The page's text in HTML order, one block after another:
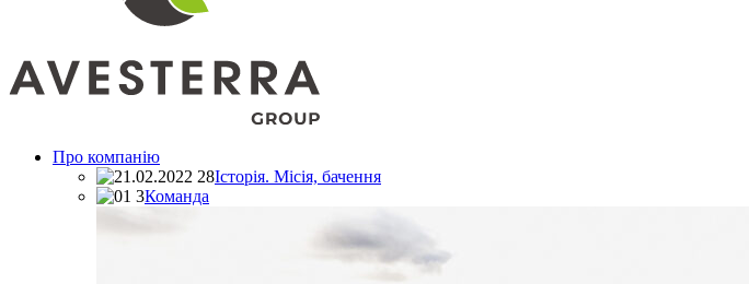
Про компанію
Історія. Місія, бачення
Команда